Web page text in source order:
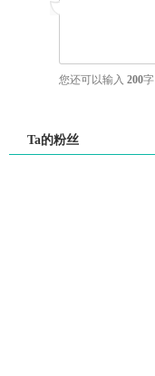
您还可以输入 200字
Ta的粉丝